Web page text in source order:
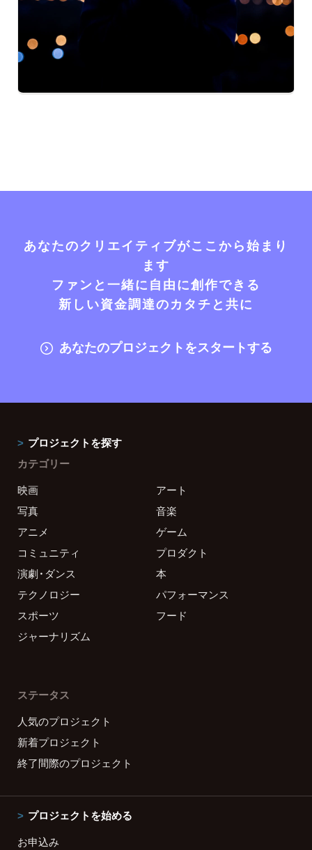
あなたのクリエイティブがここから始まり
ます
ファンと一緒に自由に創作できる
新しい資金調達のカタチと共に
あなたのプロジェクトをスタートする
プロジェクトを探す
カテゴリー
映画
アート
写真
音楽
アニメ
ゲーム
コミュニティ
プロダクト
演劇・ダンス
本
テクノロジー
パフォーマンス
スポーツ
フード
ジャーナリズム
ステータス
人気のプロジェクト
新着プロジェクト
終了間際のプロジェクト
プロジェクトを始める
お申込み